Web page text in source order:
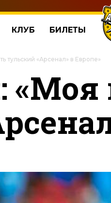
КЛУБ БИЛЕТЫ
тульский «Арсенал» в Европе»